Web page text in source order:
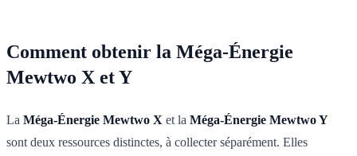
Comment obtenir la Méga-Énergie
Mewtwo X et Y
La Méga-Énergie Mewtwo X et la Méga-Énergie Mewtwo Y
sont deux ressources distinctes, à collecter séparément. Elles